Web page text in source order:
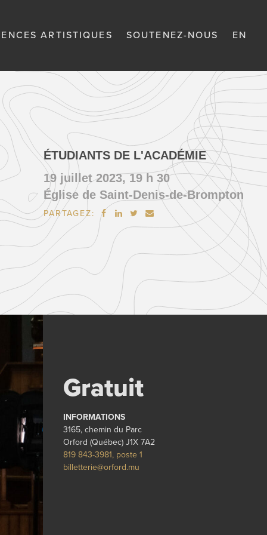
ARTISTIQUES SOUTENEZ-NOUS EN
ÉTUDIANTS DE L'ACADÉMIE
19 juillet 2023, 19 h 30
Église de Saint-Denis-de-Brompton
PARTAGEZ:    
Gratuit
INFORMATIONS
3165, chemin du Parc
Orford (Québec) J1X 7A2
819 843-3981, poste 1
billetterie@orford.mu